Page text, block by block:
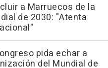
a Marruecos de la
de 2030: "Atenta
pida echar a
del Mundial de